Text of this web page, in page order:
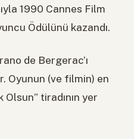
1990 Cannes Film
Ödülünü kazandı.
de Bergerac’ı
Oyunun (ve filmin) en
tiradının yer